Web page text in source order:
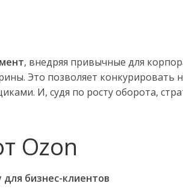
, внедряя привычные для
Это позволяет конкурировать
И, судя по росту оборота,
Ozon
для бизнес-клиентов